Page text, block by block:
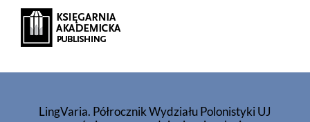
LingVaria. Półrocznik Wydziału Polonistyki UJ